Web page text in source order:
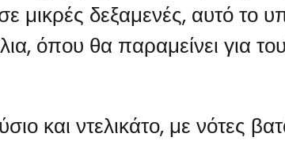
μικρές δεξαμενές, αυτό το
όπου θα παραμείνει για
και ντελικάτο, με νότες